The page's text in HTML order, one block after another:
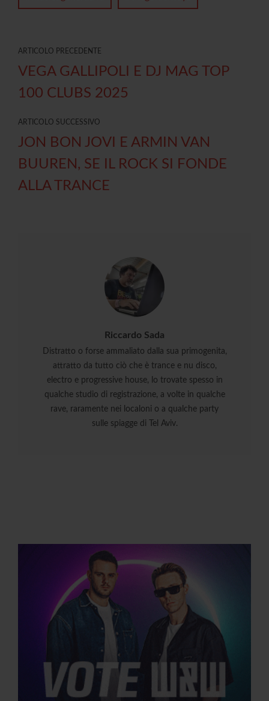
ARTICOLO PRECEDENTE
VEGA GALLIPOLI E DJ MAG TOP
100 CLUBS 2025
ARTICOLO SUCCESSIVO
JON BON JOVI E ARMIN VAN
BUUREN, SE IL ROCK SI FONDE
ALLA TRANCE
Riccardo Sada
Distratto o forse ammaliato dalla sua primogenita,
attratto da tutto ciò che è trance e nu disco,
electro e progressive house, lo trovate spesso in
qualche studio di registrazione, a volte in qualche
rave, raramente nei localoni o a qualche party
sulle spiagge di Tel Aviv.